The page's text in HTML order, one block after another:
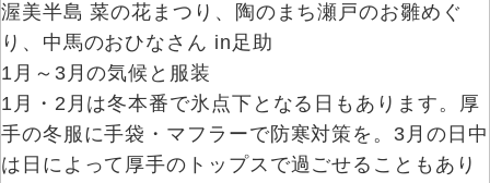
渥美半島 菜の花まつり、陶のまち瀬戸のお雛めぐ
り、中馬のおひなさん in足助
1月～3月の気候と服装
1月・2月は冬本番で氷点下となる日もあります。厚
手の冬服に手袋・マフラーで防寒対策を。3月の日中
は日によって厚手のトップスで過ごせることもあり